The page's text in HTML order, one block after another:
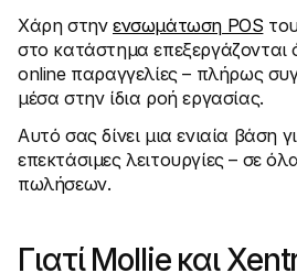
Χάρη στην ενσωμάτωση POS
στο κατάστημα επεξεργάζονται
online παραγγελίες – πλήρως
μέσα στην ίδια ροή εργασίας.
Αυτό σας δίνει μια ενιαία βάση
επεκτάσιμες λειτουργίες – σε
πωλήσεων.
Γιατί Mollie και
Διαβάστε τα τελευταία νέα της
Mollie
Καριέρες
Ελάτε να δουλέψετε μαζί μας -
προσλαμβάνουμε!
Για τους αγοραστές
Ανακαλύψτε γιατί η Mollie
σας δήλωση
Για πελάτες της Mollie
Ανακαλύψτε πώς μπορούμε να
επιχείρησή σας